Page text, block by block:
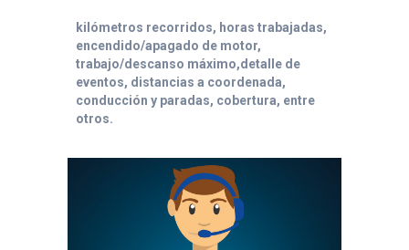
kilómetros recorridos, horas trabajadas,
encendido/apagado de motor,
trabajo/descanso máximo,detalle de
eventos, distancias a coordenada,
conducción y paradas, cobertura, entre
otros.